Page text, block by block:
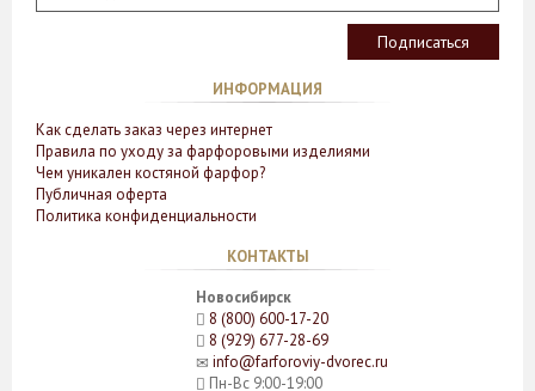
ИНФОРМАЦИЯ
Как сделать заказ через интернет
Правила по уходу за фарфоровыми изделиями
Чем уникален костяной фарфор?
Публичная оферта
Политика конфиденциальности
КОНТАКТЫ
Новосибирск
8 (800) 600-17-20
8 (929) 677-28-69
info@farforoviy-dvorec.ru
Пн-Вс 9:00-19:00